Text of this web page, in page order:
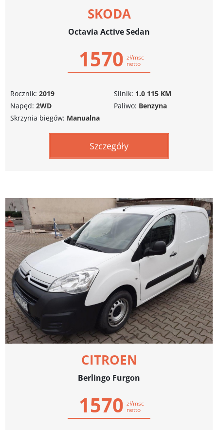
SKODA
Octavia Active Sedan
1570 zł/msc
netto
Rocznik: 2019
Napęd: 2WD
Silnik: 1.0 115 KM
Paliwo: Benzyna
Skrzynia biegów: Manualna
Szczegóły
CITROEN
Berlingo Furgon
1570 zł/msc
netto